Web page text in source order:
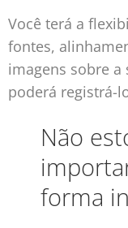
Você terá a
fontes,
imagens sobre
poderá registrá-
Não
forma